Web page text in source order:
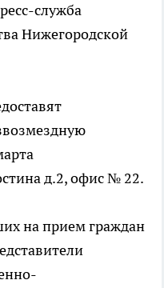
служба
Нижегородской
д.2, офис № 22.
на прием граждан